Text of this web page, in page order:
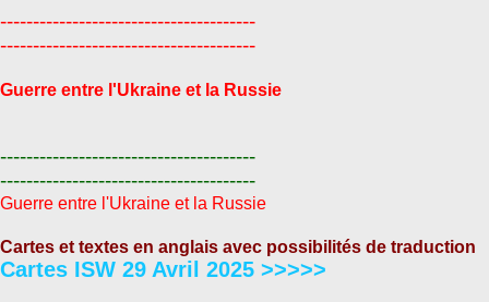
---------------------------------------
---------------------------------------
Guerre entre l'Ukraine et la Russie
---------------------------------------
---------------------------------------
Guerre entre l'Ukraine et la Russie
Cartes et textes en anglais avec possibilités de traduction
Cartes ISW 29 Avril 2025 >>>>>